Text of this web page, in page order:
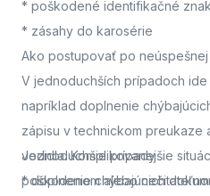
* poškodené identifikačné
* zásahy do karosérie
Ako postupovať po
V jednoduchších prípadoch
napríklad doplnenie
zápisu v technickom
vozidla. Komplikovanejšie
poškodenom alebo
Jednoduchšie prípady
* doplnenie chýbajúcich